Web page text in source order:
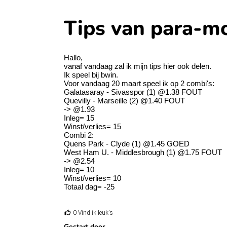
Tips van para-
Hallo,
vanaf vandaag zal ik mijn tips hier ook delen.
Ik speel bij bwin.
Voor vandaag 20 maart speel ik op 2 combi's:
Galatasaray - Sivasspor (1) @1.38 FOUT
Quevilly - Marseille (2) @1.40 FOUT
-> @1.93
Inleg= 15
Winst/verlies= 15
Combi 2:
Quens Park - Clyde (1) @1.45 GOED
West Ham U. - Middlesbrough (1) @1.75 FOUT
-> @2.54
Inleg= 10
Winst/verlies= 10
Totaal dag= -25
0 Vind ik leuk's